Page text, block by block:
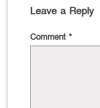
Leave a Reply
Comment *